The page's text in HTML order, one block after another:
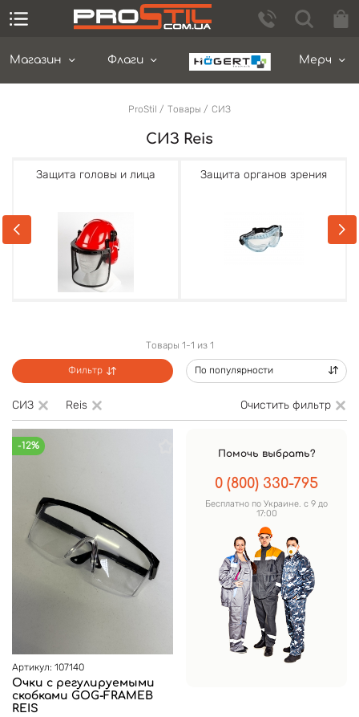
Магазин Флаги Мерч
ProStil Товары СИЗ
СИЗ Reis
Защита головы и лица Защита органов зрения
Товары 1-1 из 1
Фильтр По популярности
СИЗ Reis Очистить фильтр
-12%
Артикул: 107140
Очки с регулируемыми
скобками GOG-FRAMEB
REIS
Помочь выбрать?
0 (800) 330-795
Бесплатно по Украине. с 9 до
17:00